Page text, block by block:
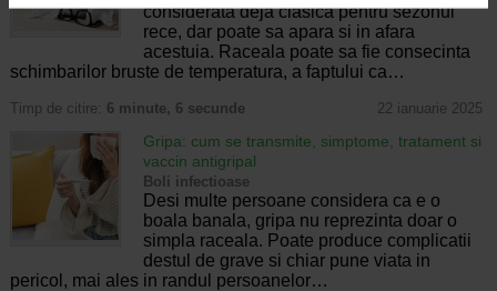
considerata deja clasica pentru sezonul
rece, dar poate sa apara si in afara
acestuia. Raceala poate sa fie consecinta
schimbarilor bruste de temperatura, a faptului ca…
Timp de citire: 6 minute, 6 secunde 22 ianuarie 2025
Gripa: cum se transmite, simptome, tratament si
vaccin antigripal
Boli infectioase
Desi multe persoane considera ca e o
boala banala, gripa nu reprezinta doar o
simpla raceala. Poate produce complicatii
destul de grave si chiar pune viata in
pericol, mai ales in randul persoanelor…